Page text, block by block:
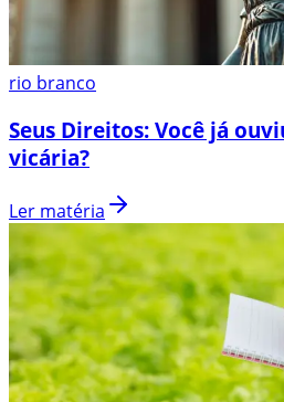
rio branco
Seus Direitos: Você já
vicária?
Ler matéria